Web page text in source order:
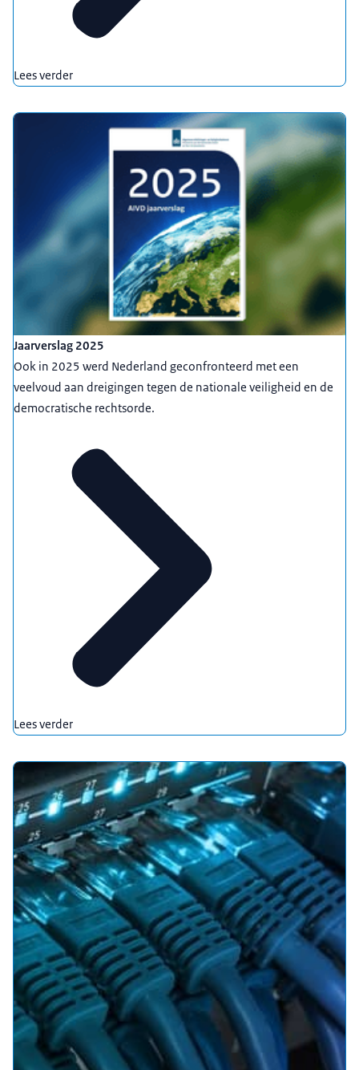
Lees verder
Jaarverslag 2025
Ook in 2025 werd Nederland geconfronteerd met een
veelvoud aan dreigingen tegen de nationale veiligheid en de
democratische rechtsorde.
Lees verder